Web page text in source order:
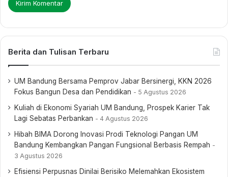
Berita dan Tulisan Terbaru
UM Bandung Bersama Pemprov Jabar Bersinergi, KKN 2026
Fokus Bangun Desa dan Pendidikan
5 Agustus 2026
Kuliah di Ekonomi Syariah UM Bandung, Prospek Karier Tak
Lagi Sebatas Perbankan
4 Agustus 2026
Hibah BIMA Dorong Inovasi Prodi Teknologi Pangan UM
Bandung Kembangkan Pangan Fungsional Berbasis Rempah
3 Agustus 2026
Efisiensi Perpusnas Dinilai Berisiko Melemahkan Ekosistem